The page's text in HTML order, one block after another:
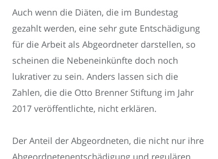
Auch wenn die Diäten, die im Bundestag
gezahlt werden, eine sehr gute Entschädigung
für die Arbeit als Abgeordneter darstellen, so
scheinen die Nebeneinkünfte doch noch
lukrativer zu sein. Anders lassen sich die
Zahlen, die die Otto Brenner Stiftung im Jahr
2017 veröffentlichte, nicht erklären.
Der Anteil der Abgeordneten, die nicht nur ihre
Abgeordnetenentschädigung und regulären